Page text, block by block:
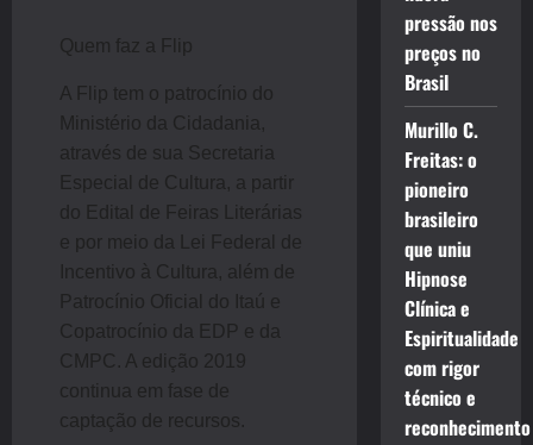
Quem faz a Flip
A Flip tem o patrocínio do
Ministério da Cidadania,
através de sua Secretaria
Especial de Cultura, a partir
do Edital de Feiras Literárias
e por meio da Lei Federal de
Incentivo à Cultura, além de
Patrocínio Oficial do Itaú e
Copatrocínio da EDP e da
CMPC. A edição 2019
continua em fase de
captação de recursos.
pressão nos
preços no
Brasil
Murillo C.
Freitas: o
pioneiro
brasileiro
que uniu
Hipnose
Clínica e
Espiritualidade
com rigor
técnico e
reconhecimento